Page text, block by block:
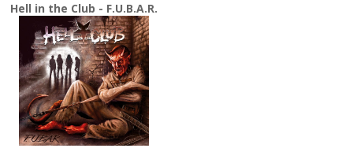
Hell in the Club - F.U.B.A.R.